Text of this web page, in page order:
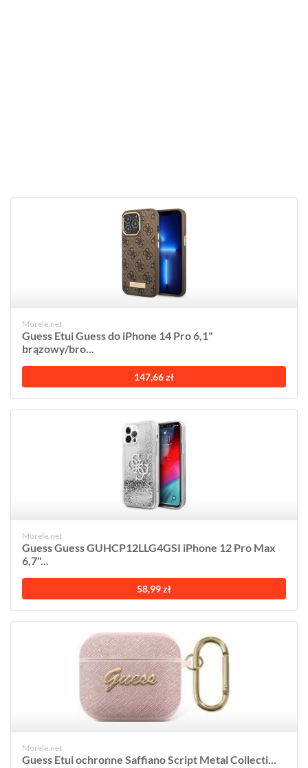
Morele.net
Guess Etui Guess do iPhone 14 Pro 6,1"
brązowy/bro...
147,66 zł
Morele.net
Guess Guess GUHCP12LLG4GSI iPhone 12 Pro Max
6,7"...
58,99 zł
Morele.net
Guess Etui ochronne Saffiano Script Metal Collecti...